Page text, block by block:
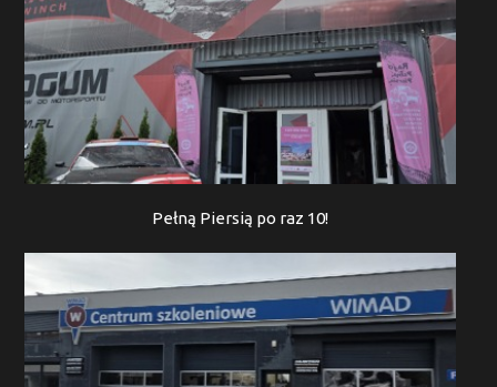
Pełną Piersią po raz 10!